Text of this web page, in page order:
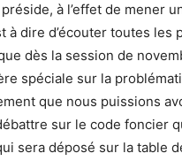
à l’effet de mener
à dire d’écouter toutes les
dès la session de
spéciale sur la
que nous puissions
sur le code foncier
sera déposé sur la table